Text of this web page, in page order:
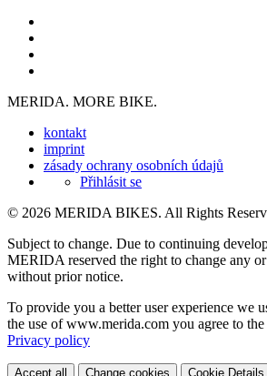
MERIDA. MORE BIKE.
kontakt
imprint
zásady ochrany osobních údajů
Přihlásit se
© 2026 MERIDA BIKES. All Rights
Subject to change. Due to continuing
MERIDA reserved the right to change any
without prior notice.
To provide you a better user experience we
the use of www.merida.com you agree to
Privacy policy
Accept all Change cookies Cookie Details